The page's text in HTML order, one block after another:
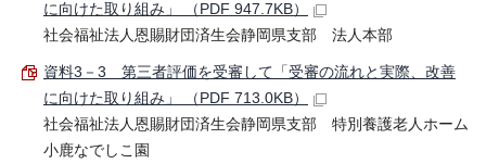
に向けた取り組み」 （PDF 947.7KB）
社会福祉法人恩賜財団済生会静岡県支部 法人本部
資料3－3 第三者評価を受審して「受審の流れと実際、改善
に向けた取り組み」 （PDF 713.0KB）
社会福祉法人恩賜財団済生会静岡県支部 特別養護老人ホーム
小鹿なでしこ園